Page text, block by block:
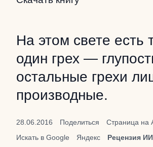
На этом свете есть
один грех —
остальные грехи
производные.
28.06.2016 Поделиться
Страница на
Искать в Google
Яндекс Рецензия ИИ